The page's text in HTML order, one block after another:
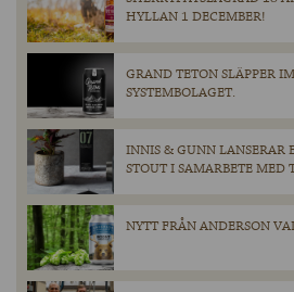
HYLLAN 1 DECEMBER!
GRAND TETON SLÄPPER
SYSTEMBOLAGET.
INNIS & GUNN LANSERAR
STOUT I SAMARBETE MED
NYTT FRÅN ANDERSON